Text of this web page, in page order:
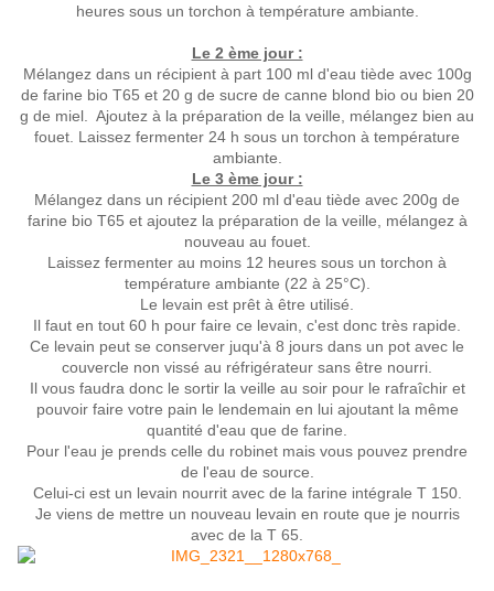
heures sous un torchon à température ambiante.
Le 2 ème jour :
Mélangez dans un récipient à part 100 ml d'eau tiède avec 100g
de farine bio T65 et 20 g de sucre de canne blond bio ou bien 20
g de miel. Ajoutez à la préparation de la veille, mélangez bien au
fouet. Laissez fermenter 24 h sous un torchon à température
ambiante.
Le 3 ème jour :
Mélangez dans un récipient 200 ml d'eau tiède avec 200g de
farine bio T65 et ajoutez la préparation de la veille, mélangez à
nouveau au fouet.
Laissez fermenter au moins 12 heures sous un torchon à
température ambiante (22 à 25°C).
Le levain est prêt à être utilisé.
Il faut en tout 60 h pour faire ce levain, c'est donc très rapide.
Ce levain peut se conserver juqu'à 8 jours dans un pot avec le
couvercle non vissé au réfrigérateur sans être nourri.
Il vous faudra donc le sortir la veille au soir pour le rafraîchir et
pouvoir faire votre pain le lendemain en lui ajoutant la même
quantité d'eau que de farine.
Pour l'eau je prends celle du robinet mais vous pouvez prendre
de l'eau de source.
Celui-ci est un levain nourrit avec de la farine intégrale T 150.
Je viens de mettre un nouveau levain en route que je nourris
avec de la T 65.